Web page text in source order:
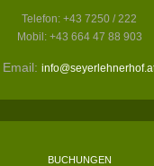
Telefon: +43 7250 / 222
Mobil: +43 664 47 88 903
Email:
BUCHUNGEN